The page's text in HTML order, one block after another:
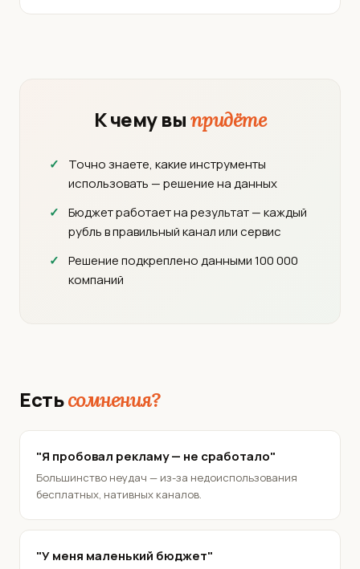
К чему выпридёте
Точно знаете, какие инструменты
использовать — решение на данных
Бюджет работает на результат — каждый
рубль в правильный канал или сервис
Решение подкреплено данными 100 000
компаний
Естьсомнения?
"Я пробовал рекламу — не сработало"
Большинство неудач — из-за недоиспользования
бесплатных, нативных каналов.
"У меня маленький бюджет"